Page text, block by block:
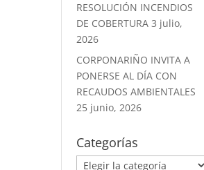
RESOLUCIÓN INCENDIOS
DE COBERTURA 3 julio,
2026
CORPONARIÑO INVITA A
PONERSE AL DÍA CON
RECAUDOS AMBIENTALES
25 junio, 2026
Categorías